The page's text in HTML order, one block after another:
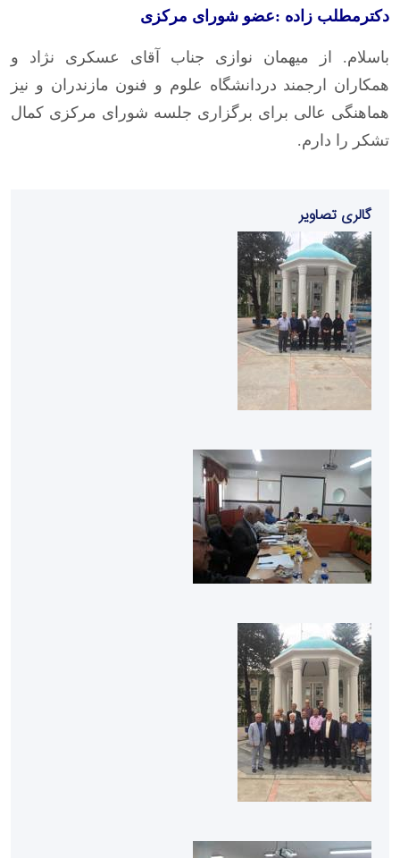
دکترمطلب زاده :عضو شورای مرکزی
باسلام. از میهمان نوازی جناب آقای عسکری نژاد و
همکاران ارجمند دردانشگاه علوم و فنون‌ مازندران و نیز
هماهنگی عالی برای برگزاری جلسه شورای مرکزی کمال
تشکر را دارم.
گالری تصاویر